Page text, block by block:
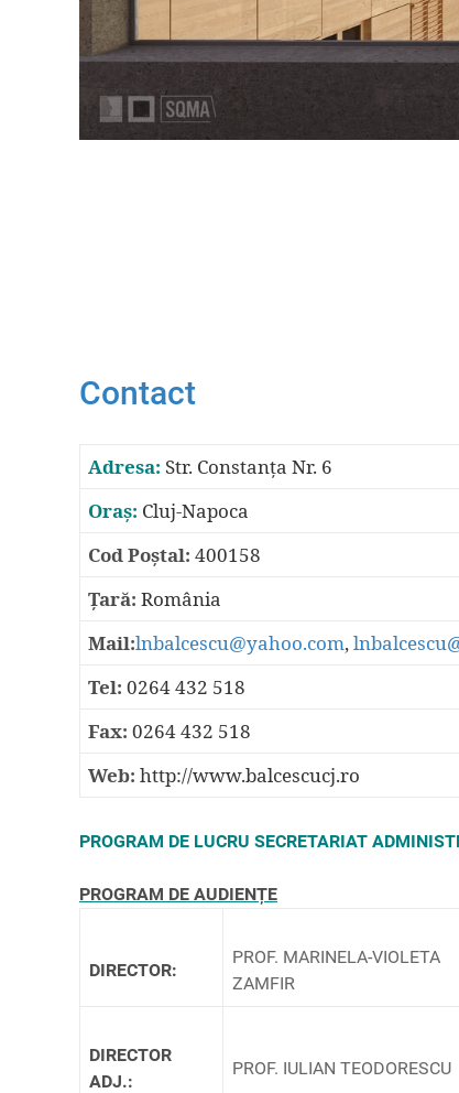
Contact
Adresa: Str. Constanța Nr. 6
Oraş: Cluj-Napoca
Cod Poştal: 400158
Ţară: România
Mail:lnbalcescu@yahoo.com,
Tel: 0264 432 518
Fax: 0264 432 518
Web: http://www.balcescucj.ro
PROGRAM DE LUCRU SECRETARIAT
PROGRAM DE AUDIENȚE
DIRECTOR:
PROF. MARINELA-VIOLETA
ZAMFIR
DIRECTOR
ADJ.:
PROF. IULIAN TEODORESCU